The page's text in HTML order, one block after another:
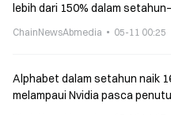
lebih dari 150% dalam
ChainNewsAbmedia 05-11 00:25
Alphabet dalam setahun naik
melampaui Nvidia pasca